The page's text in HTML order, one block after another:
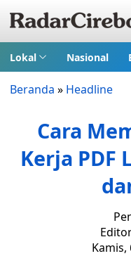
Lokal Nasional
Beranda » Headline
Cara
Kerja PDF
Kamis,